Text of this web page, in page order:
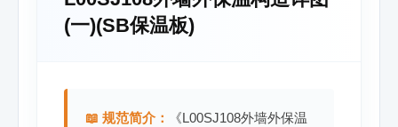
(一)(SB保温板)
📖 规范简介：
《L00SJ108外墙外保温